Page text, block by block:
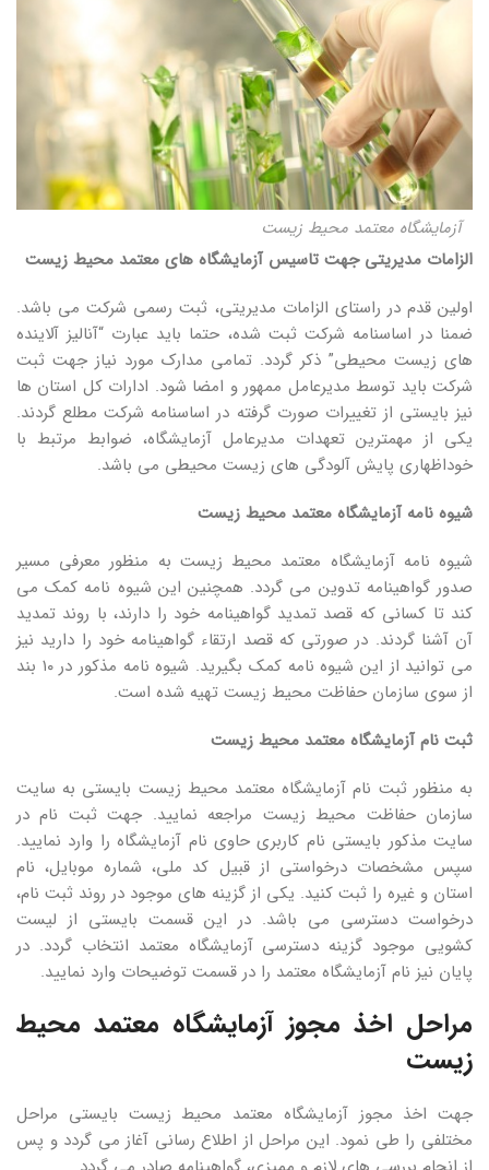
آزمایشگاه معتمد محیط زیست
الزامات مدیریتی جهت تاسیس آزمایشگاه های معتمد محیط زیست
اولین قدم در راستای الزامات مدیریتی، ثبت رسمی شرکت می باشد.
ضمنا در اساسنامه شرکت ثبت شده، حتما باید عبارت “آنالیز آلاینده
های زیست محیطی” ذکر گردد. تمامی مدارک مورد نیاز جهت ثبت
شرکت باید توسط مدیرعامل ممهور و امضا شود. ادارات کل استان ها
نیز بایستی از تغییرات صورت گرفته در اساسنامه شرکت مطلع گردند.
یکی از مهمترین تعهدات مدیرعامل آزمایشگاه، ضوابط مرتبط با
خوداظهاری پایش آلودگی های زیست محیطی می باشد.
شیوه نامه آزمایشگاه معتمد محیط زیست
شیوه نامه آزمایشگاه معتمد محیط زیست به منظور معرفی مسیر
صدور گواهینامه تدوین می گردد. همچنین این شیوه نامه کمک می
کند تا کسانی که قصد تمدید گواهینامه خود را دارند، با روند تمدید
آن آشنا گردند. در صورتی که قصد ارتقاء گواهینامه خود را دارید نیز
می توانید از این شیوه نامه کمک بگیرید. شیوه نامه مذکور در ۱۰ بند
از سوی سازمان حفاظت محیط زیست تهیه شده است.
ثبت نام آزمایشگاه معتمد محیط زیست
به منظور ثبت نام آزمایشگاه معتمد محیط زیست بایستی به سایت
سازمان حفاظت محیط زیست مراجعه نمایید. جهت ثبت نام در
سایت مذکور بایستی نام کاربری حاوی نام آزمایشگاه را وارد نمایید.
سپس مشخصات درخواستی از قبیل کد ملی، شماره موبایل، نام
استان و غیره را ثبت کنید‌‌. یکی از گزینه های موجود در روند ثبت نام،
درخواست دسترسی می باشد. در این قسمت بایستی از لیست
کشویی موجود گزینه دسترسی آزمایشگاه معتمد انتخاب گردد. در
پایان نیز نام آزمایشگاه معتمد را در قسمت توضیحات وارد نمایید.
مراحل اخذ مجوز آزمایشگاه معتمد محیط
زیست
جهت اخذ مجوز آزمایشگاه معتمد محیط زیست بایستی مراحل
مختلفی را طی نمود. این مراحل از اطلاع رسانی آغاز می گردد و پس